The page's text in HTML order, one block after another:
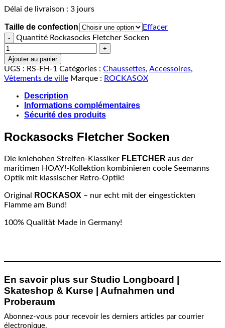
Délai de livraison : 3 jours
Taille de confection
Effacer
Quantité Rockasocks Fletcher Socken
Ajouter au panier
UGS : RS-FH-1 Catégories : Chaussettes, Accessoires,
Vêtements de ville Marque : ROCKASOX
Description
Informations complémentaires
Sécurité des produits
Rockasocks Fletcher Socken
Die kniehohen Streifen-Klassiker FLETCHER aus der
maritimen HOAY!-Kollektion kombinieren coole Seemanns
Optik mit klassischer Retro-Optik!
Original ROCKASOX – nur echt mit der eingestickten
Flamme am Bund!
100% Qualität Made in Germany!
En savoir plus sur Studio Longboard |
Skateshop & Kurse | Aufnahmen und
Proberaum
Abonnez-vous pour recevoir les derniers articles par courrier
électronique.